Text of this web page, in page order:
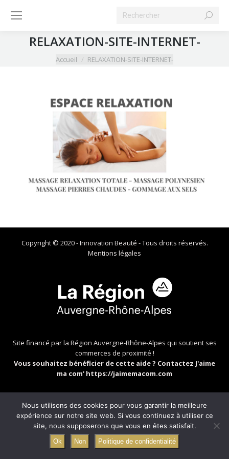
Search:
RELAXATION-SITE-INTERNET-
Vous êtes ici :
Accueil RELAXATION-SITE-INTERNET-
Copyright © 2020 - Innovation Beauté - Tous droits réservés.
Mentions légales
Site financé par la Région Auvergne-Rhône-Alpes qui soutient ses
commerces de proximité !
Vous souhaitez bénéficier de cette aide ? Contactez J'aime
ma com' https://jaimemacom.com
Nous utilisons des cookies pour vous garantir la meilleure
expérience sur notre site web. Si vous continuez à utiliser ce
site, nous supposerons que vous en êtes satisfait.
Ok Non Politique de confidentialité